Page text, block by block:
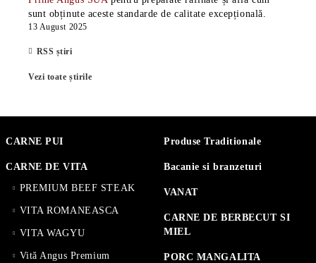
sunt obținute aceste standarde de calitate excepțională.
13 August 2025
RSS știri
Vezi toate știrile
CARNE PUI
CARNE DE VITA
PREMIUM BEEF STEAK
VITA ROMANEASCA
VITA WAGYU
Vită Angus Premium
Produse Traditionale
Bacanie si branzeturi
VANAT
CARNE DE BERBECUT SI
MIEL
PORC MANGALITA